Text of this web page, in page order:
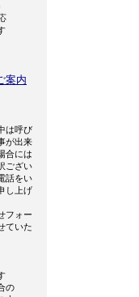
案内
は呼び
が出来
合には
ござい
話をい
し上げ
フォー
ていた
の